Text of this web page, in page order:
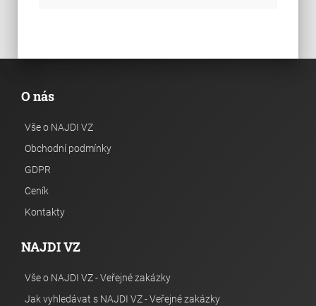
O nás
Vše o NAJDI VZ
Obchodní podmínky
GDPR
Ceník
Kontakty
NAJDI VZ
Vše o NAJDI VZ - Veřejné zakázky
Jak vyhledávat s NAJDI VZ - Veřejné zakázky